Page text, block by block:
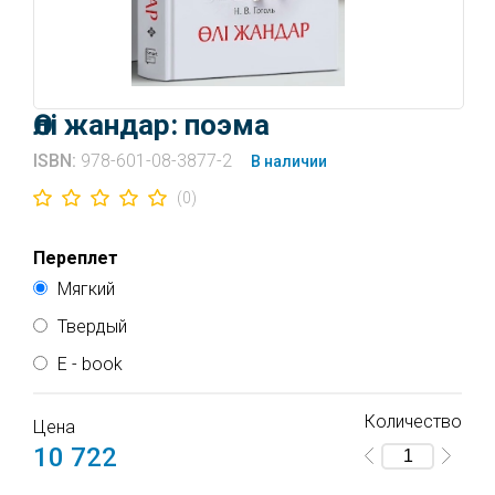
Өлі жандар: поэма
ISBN: 978-601-08-3877-2 В наличии
(0)
Переплет
Мягкий
Твердый
E - book
Доступ к электронной книге активируется после
оплаты. Подтверждение об оплате придёт от
нашего сервера и от сервера платежной
Цена
10 722
Количество